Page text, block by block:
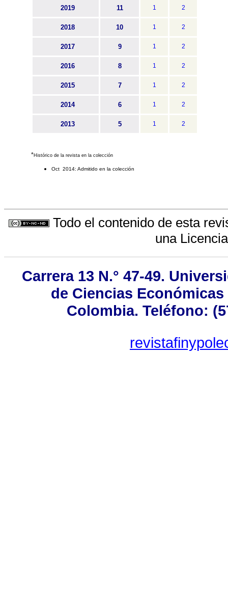
2019 11 1 2
2018 10 1 2
2017 9 1 2
2016 8 1 2
2015 7 1 2
2014 6 1 2
2013 5 1 2
*Histórico de la revista en la colección
Oct 2014: Admitido en la colección
Todo el contenido de esta
una
Carrera 13 N.° 47-49.
de Ciencias
Colombia. Teléfono: